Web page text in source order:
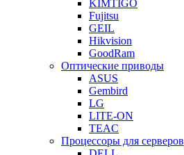
KIMTIGO
Fujitsu
GEIL
Hikvision
GoodRam
Оптические приводы
ASUS
Gembird
LG
LITE-ON
TEAC
Процессоры для серверов